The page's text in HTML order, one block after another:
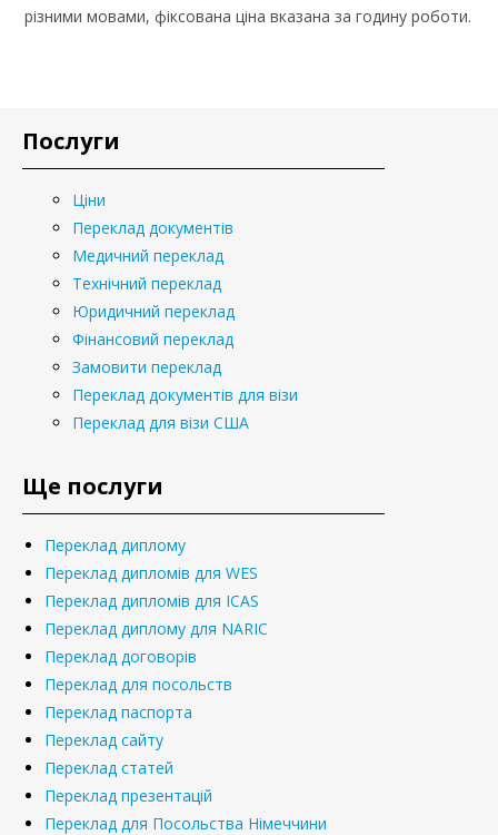
різними мовами, фіксована ціна вказана за годину роботи.
Послуги
Ціни
Переклад документів
Медичний переклад
Технічний переклад
Юридичний переклад
Фінансовий переклад
Замовити переклад
Переклад документів для візи
Переклад для візи США
Ще послуги
Переклад диплому
Переклад дипломів для WES
Переклад дипломів для ICAS
Переклад диплому для NARIC
Переклад договорів
Переклад для посольств
Переклад паспорта
Переклад сайту
Переклад статей
Переклад презентацій
Переклад для Посольства Німеччини